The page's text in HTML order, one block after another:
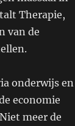
Therapie,
van de
onderwijs en
economie
meer de